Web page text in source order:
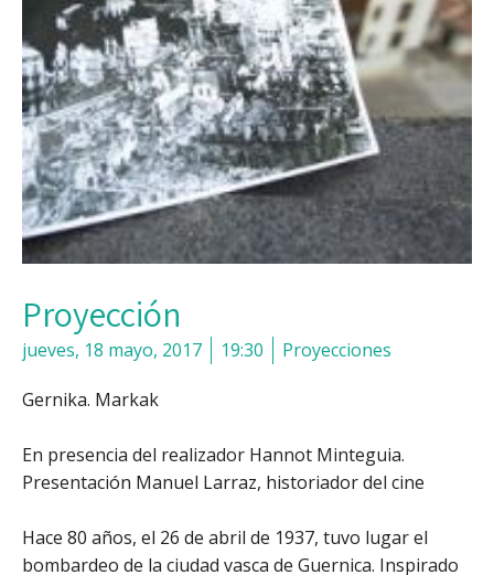
Proyección
jueves, 18 mayo, 2017 19:30 Proyecciones
Gernika. Markak
En presencia del realizador Hannot Minteguia.
Presentación Manuel Larraz, historiador del cine
Hace 80 años, el 26 de abril de 1937, tuvo lugar el
bombardeo de la ciudad vasca de Guernica. Inspirado